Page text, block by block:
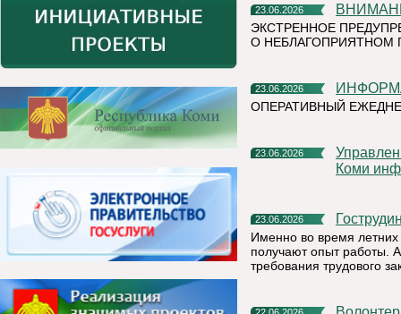
23.06.2026
ЭКСТРЕННОЕ
О НЕБЛАГОПРИЯТНОМ
23.06.2026
ОПЕРАТИВНЫЙ
23.06.2026
Управление Федеральной налоговой службы по Республике
Коми
23.06.2026
Именно во время летних
получают опыт работы.
требования трудового